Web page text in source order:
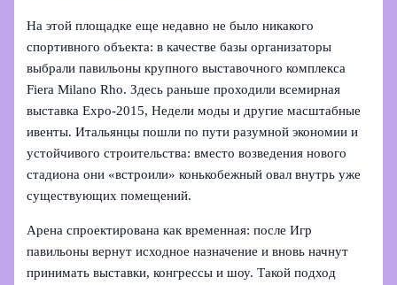
На этой площадке еще недавно не было никакого
спортивного объекта: в качестве базы организаторы
выбрали павильоны крупного выставочного комплекса
Fiera Milano Rho. Здесь раньше проходили всемирная
выставка Expo‑2015, Недели моды и другие масштабные
ивенты. Итальянцы пошли по пути разумной экономии и
устойчивого строительства: вместо возведения нового
стадиона они «встроили» конькобежный овал внутрь уже
существующих помещений.
Арена спроектирована как временная: после Игр
павильоны вернут исходное назначение и вновь начнут
принимать выставки, конгрессы и шоу. Такой подход